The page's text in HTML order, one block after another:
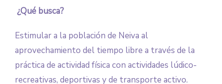
¿Qué busca?
Estimular a la población de Neiva al
aprovechamiento del tiempo libre a través de la
práctica de actividad física con actividades lúdico-
recreativas, deportivas y de transporte activo.